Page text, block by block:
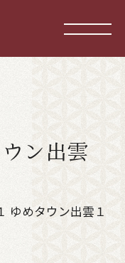
ン出雲
ゆめタウン出雲１